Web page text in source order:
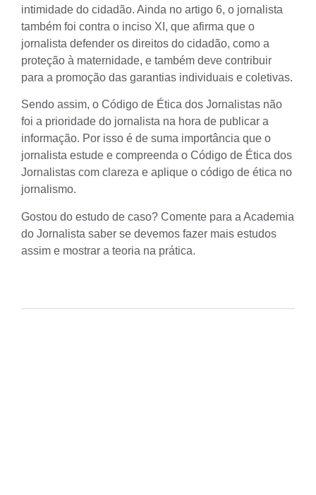
intimidade do cidadão. Ainda no artigo 6, o jornalista
também foi contra o inciso XI, que afirma que o
jornalista defender os direitos do cidadão, como a
proteção à maternidade, e também deve contribuir
para a promoção das garantias individuais e coletivas.
Sendo assim, o Código de Ética dos Jornalistas não
foi a prioridade do jornalista na hora de publicar a
informação. Por isso é de suma importância que o
jornalista estude e compreenda o Código de Ética dos
Jornalistas com clareza e aplique o código de ética no
jornalismo.
Gostou do estudo de caso? Comente para a Academia
do Jornalista saber se devemos fazer mais estudos
assim e mostrar a teoria na prática.